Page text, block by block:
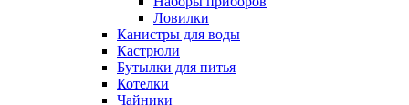
Ловилки
Канистры для воды
Кастрюли
Бутылки для питья
Котелки
Чайники